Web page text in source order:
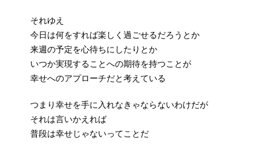
それゆえ
今日は何をすれば楽しく過ごせるだろうとか
来週の予定を心待ちにしたりとか
いつか実現することへの期待を持つことが
幸せへのアプローチだと考えている
つまり幸せを手に入れなきゃならないわけだが
それは言いかえれば
普段は幸せじゃないってことだ